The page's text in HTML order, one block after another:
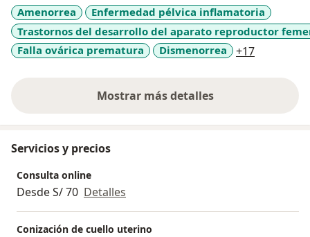
Amenorrea
Enfermedad pélvica inflamatoria
Trastornos del desarrollo del aparato reproductor
Falla ovárica prematura
Dismenorrea +17
Mostrar más detalles
sobre la experiencia
Servicios y precios
Consulta online
Desde S/ 70 Detalles
Conización de cuello uterino